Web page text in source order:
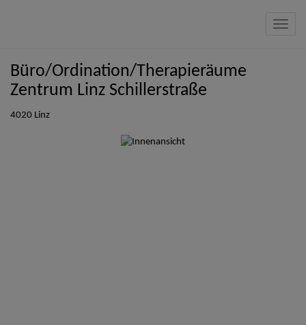
Büro/Ordination/Therapieräume
Zentrum Linz Schillerstraße
4020 Linz